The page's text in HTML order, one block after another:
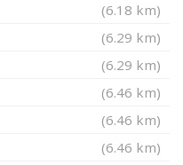
(6.18 km)
(6.29 km)
(6.29 km)
(6.46 km)
(6.46 km)
(6.46 km)